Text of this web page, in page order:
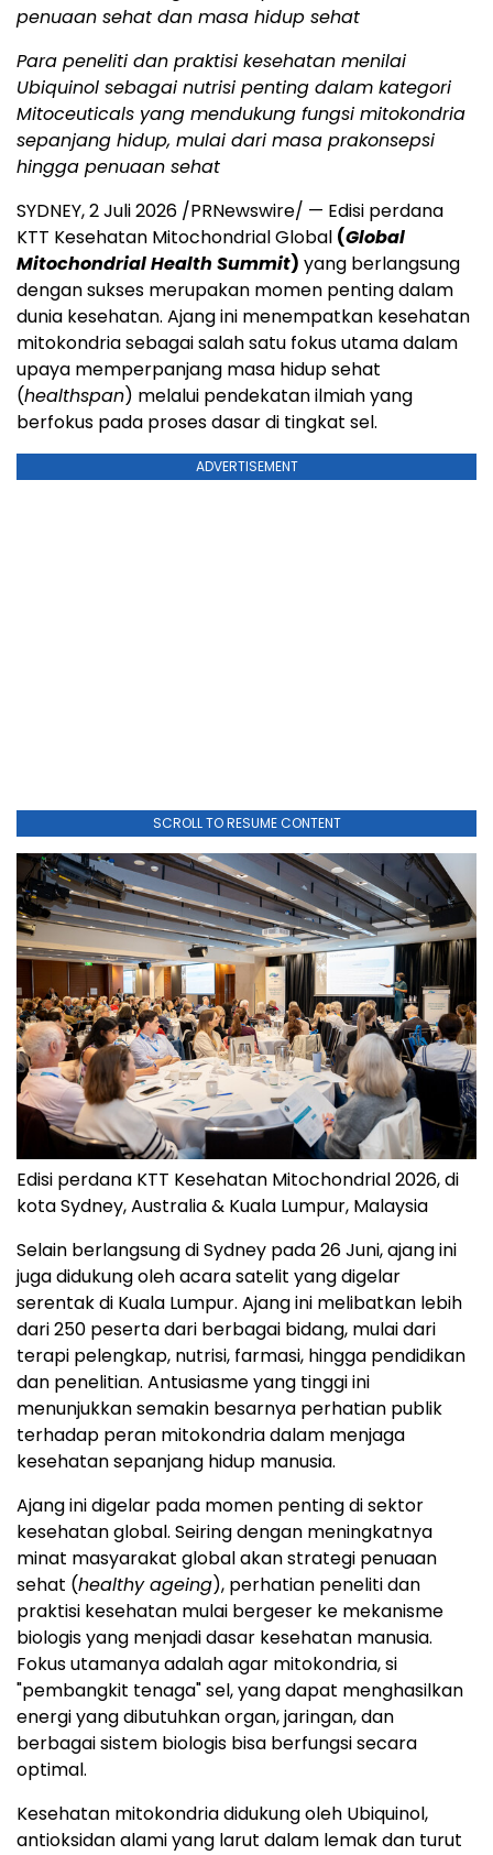
penuaan sehat dan masa hidup sehat
Para peneliti dan praktisi kesehatan menilai
Ubiquinol sebagai nutrisi penting dalam kategori
Mitoceuticals yang mendukung fungsi mitokondria
sepanjang hidup, mulai dari masa prakonsepsi
hingga penuaan sehat
SYDNEY, 2 Juli 2026 /PRNewswire/ — Edisi perdana
KTT Kesehatan Mitochondrial Global (Global
Mitochondrial Health Summit) yang berlangsung
dengan sukses merupakan momen penting dalam
dunia kesehatan. Ajang ini menempatkan kesehatan
mitokondria sebagai salah satu fokus utama dalam
upaya memperpanjang masa hidup sehat
(healthspan) melalui pendekatan ilmiah yang
berfokus pada proses dasar di tingkat sel.
ADVERTISEMENT
SCROLL TO RESUME CONTENT
Edisi perdana KTT Kesehatan Mitochondrial 2026, di
kota Sydney, Australia & Kuala Lumpur, Malaysia
Selain berlangsung di Sydney pada 26 Juni, ajang ini
juga didukung oleh acara satelit yang digelar
serentak di Kuala Lumpur. Ajang ini melibatkan lebih
dari 250 peserta dari berbagai bidang, mulai dari
terapi pelengkap, nutrisi, farmasi, hingga pendidikan
dan penelitian. Antusiasme yang tinggi ini
menunjukkan semakin besarnya perhatian publik
terhadap peran mitokondria dalam menjaga
kesehatan sepanjang hidup manusia.
Ajang ini digelar pada momen penting di sektor
kesehatan global. Seiring dengan meningkatnya
minat masyarakat global akan strategi penuaan
sehat (healthy ageing), perhatian peneliti dan
praktisi kesehatan mulai bergeser ke mekanisme
biologis yang menjadi dasar kesehatan manusia.
Fokus utamanya adalah agar mitokondria, si
"pembangkit tenaga" sel, yang dapat menghasilkan
energi yang dibutuhkan organ, jaringan, dan
berbagai sistem biologis bisa berfungsi secara
optimal.
Kesehatan mitokondria didukung oleh Ubiquinol,
antioksidan alami yang larut dalam lemak dan turut